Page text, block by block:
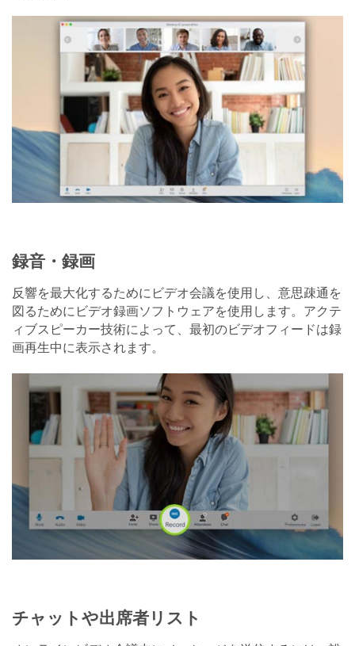
録音・録画
反響を最大化するためにビデオ会議を使用し、意思疎通を
図るためにビデオ録画ソフトウェアを使用します。アクテ
ィブスピーカー技術によって、最初のビデオフィードは録
画再生中に表示されます。
チャットや出席者リスト